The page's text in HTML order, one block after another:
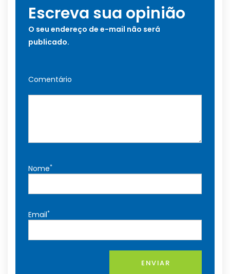
Escreva sua opinião
O seu endereço de e-mail não será
publicado.
Comentário
Nome*
Email*
ENVIAR